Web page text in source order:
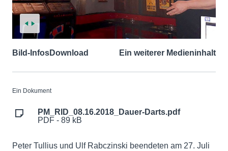
Bild-InfosDownload Ein weiterer Medieninhalt
Ein Dokument
PM_RID_08.16.2018_Dauer-Darts.pdf
PDF - 89 kB
Peter Tullius und Ulf Rabczinski beendeten am 27. Juli